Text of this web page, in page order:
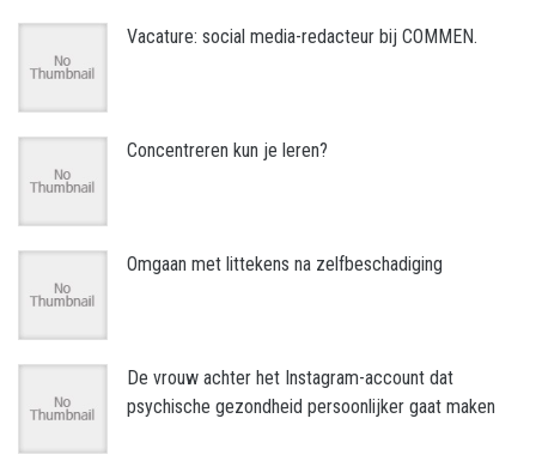
Vacature: social media-redacteur bij COMMEN.
Concentreren kun je leren?
Omgaan met littekens na zelfbeschadiging
De vrouw achter het Instagram-account dat
psychische gezondheid persoonlijker gaat maken